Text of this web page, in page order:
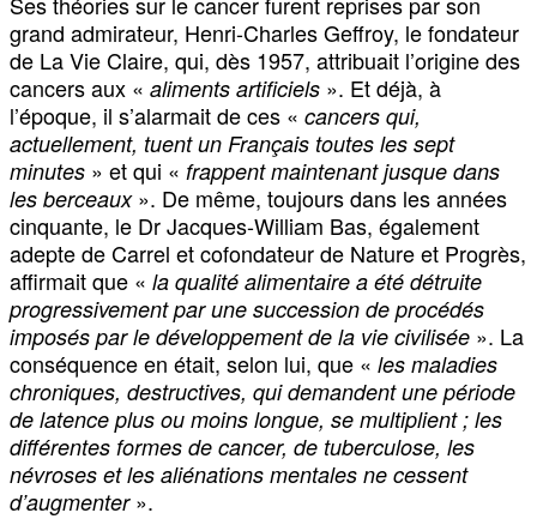
grand admirateur, Henri-Charles Geffroy, le fondateur
de La Vie Claire, qui, dès 1957, attribuait l’origine des
cancers aux « aliments artificiels ». Et déjà, à
l’époque, il s’alarmait de ces « cancers qui,
actuellement, tuent un Français toutes les sept
minutes » et qui « frappent maintenant jusque dans
les berceaux». De même, toujours dans les années
cinquante, le Dr Jacques-William Bas, également
adepte de Carrel et cofondateur de Nature et Progrès,
affirmait que « la qualité alimentaire a été détruite
progressivement par une succession de procédés
imposés par le développement de la vie civilisée ». La
conséquence en était, selon lui, que « les maladies
chroniques, destructives, qui demandent une période
de latence plus ou moins longue, se multiplient ; les
différentes formes de cancer, de tuberculose, les
névroses et les aliénations mentales ne cessent
d’augmenter».